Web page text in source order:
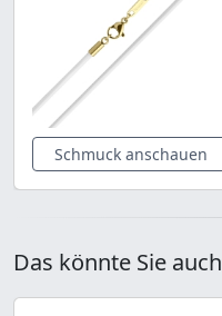
Schmuck anschauen
Das könnte Sie